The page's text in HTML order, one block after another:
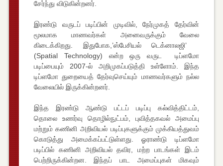
சேர்ந்து விடுகின்றனர்.
இரண்டு வருடப் படிப்பின் முடிவில், நேர்முகத் தேர்வின்
மூலமாக மாணவர்கள் அனைவருக்கும் வேலை
கிடைக்கிறது. இதுபோக,’ஸ்பேசியல் டெக்னாலஜி’
(Spatial Technology) என்ற ஒரு வருட டிப்ளமோ
படிப்பையும் 2007-ல் அறிமுகப்படுத்தி உள்ளோம். இந்த
டிப்ளமோ துறையைத் தேர்வுசெய்யும் மாணவர்களும் நல்ல
வேலையில் இருக்கின்றனர்.
இந்த இரண்டு ஆண்டு பட்டப் படிப்பு கல்வித்திட்டம்,
தொலை உணர்வு தொழில்நுட்பம், புவித்தகவல் அமைப்பு
மற்றும் கணினி அறிவியல் படிப்புகளுக்கும் முக்கியத்துவம்
கொடுத்து அமைக்கப்பட்டுள்ளது. ஓராண்டு டிப்ளமோ
படிப்பில் கணினி அறிவியல் தவிர, மற்ற பாடங்கள் இடம்
பெற்றிருக்கின்றன. இந்தப் பாட அமைப்புகள் மிகவும்